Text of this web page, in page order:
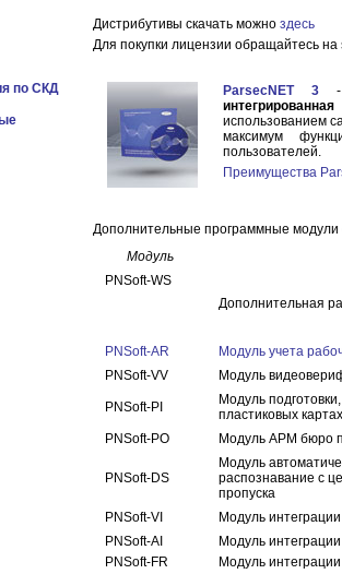
по СКД
Дистрибутивы скачать можно здесь
Для покупки лицензии обращайтесь
ParsecNET 3
использованием
максимум
пользователей.
Преимущества
Дополнительные программные модули
Модуль
PNSoft-WS
Дополнительная
PNSoft-AR
Модуль учета
PNSoft-VV
Модуль
PNSoft-PI
Модуль
пластиковых картах
PNSoft-PO
Модуль АРМ бюро
PNSoft-DS
Модуль
распознавание с
пропуска
PNSoft-VI
Модуль
PNSoft-AI
PNSoft-FR
Модуль
Модуль